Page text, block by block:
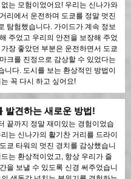
없는 모험이었어요! 우리는 신나가와
리에서 운전하며 도쿄를 정말 멋진
탐험했습니다. 가이드가 계속 정보
주었고 우리의 안전을 보장해 주었
가장 좋았던 부분은 운전하면서 도쿄
크를 진정으로 감상할 수 있었다는
니다. 도시를 보는 환상적인 방법이
꼭 다시 하고 싶어요!
발견하는 새로운 방법!
끝까지 정말 재미있는 경험이었습
는 신나가의 활기찬 거리를 드라이
쿄 타워의 멋진 경치를 감상했습니
드는 환상적이었고, 항상 우리가 즐
을 보낼 수 있도록 신경 써주었습니